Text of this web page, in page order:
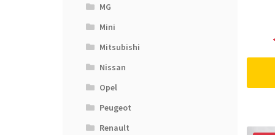
MG
Mini
Mitsubishi
Nissan
Opel
Peugeot
Renault